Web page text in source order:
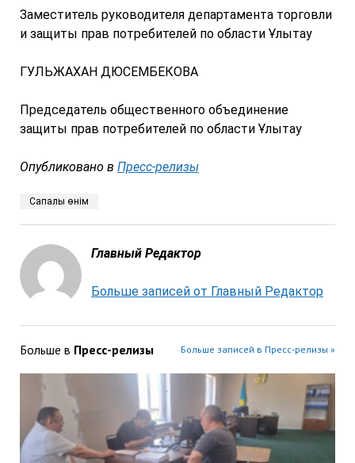
Заместитель руководителя департамента торговли
и защиты прав потребителей по области Ұлытау
ГУЛЬЖАХАН ДЮСЕМБЕКОВА
Председатель общественного объединение
защиты прав потребителей по области Ұлытау
Опубликовано в Пресс-релизы
Сапалы өнім
Главный Редактор
Больше записей от Главный Редактор
Больше в Пресс-релизы Больше записей в Пресс-релизы »